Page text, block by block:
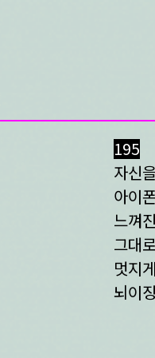
이
195
자신
아이
느껴
그대
멋지
뇌이